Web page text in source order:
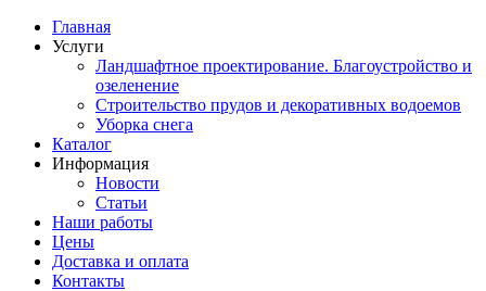
Главная
Услуги
Ландшафтное проектирование. Благоустройство и
озеленение
Строительство прудов и декоративных водоемов
Уборка снега
Каталог
Информация
Новости
Статьи
Наши работы
Цены
Доставка и оплата
Контакты